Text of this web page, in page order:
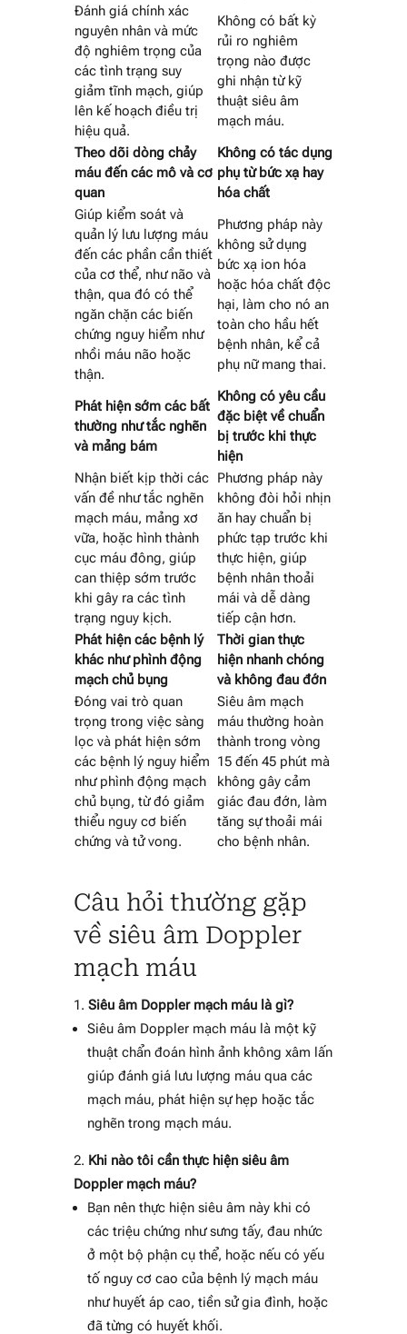
Đánh giá chính xác
nguyên nhân và mức
độ nghiêm trọng của
các tình trạng suy
giảm tĩnh mạch, giúp
lên kế hoạch điều trị
hiệu quả.
Không có bất kỳ
rủi ro nghiêm
trọng nào được
ghi nhận từ kỹ
thuật siêu âm
mạch máu.
Theo dõi dòng chảy
máu đến các mô và cơ
quan
Không có tác dụng
phụ từ bức xạ hay
hóa chất
Giúp kiểm soát và
quản lý lưu lượng máu
đến các phần cần thiết
của cơ thể, như não và
thận, qua đó có thể
ngăn chặn các biến
chứng nguy hiểm như
nhồi máu não hoặc
thận.
Phương pháp này
không sử dụng
bức xạ ion hóa
hoặc hóa chất độc
hại, làm cho nó an
toàn cho hầu hết
bệnh nhân, kể cả
phụ nữ mang thai.
Phát hiện sớm các bất
thường như tắc nghẽn
và mảng bám
Không có yêu cầu
đặc biệt về chuẩn
bị trước khi thực
hiện
Nhận biết kịp thời các
vấn đề như tắc nghẽn
mạch máu, mảng xơ
vữa, hoặc hình thành
cục máu đông, giúp
can thiệp sớm trước
khi gây ra các tình
trạng nguy kịch.
Phương pháp này
không đòi hỏi nhịn
ăn hay chuẩn bị
phức tạp trước khi
thực hiện, giúp
bệnh nhân thoải
mái và dễ dàng
tiếp cận hơn.
Phát hiện các bệnh lý
khác như phình động
mạch chủ bụng
Thời gian thực
hiện nhanh chóng
và không đau đớn
Đóng vai trò quan
trọng trong việc sàng
lọc và phát hiện sớm
các bệnh lý nguy hiểm
như phình động mạch
chủ bụng, từ đó giảm
thiểu nguy cơ biến
chứng và tử vong.
Siêu âm mạch
máu thường hoàn
thành trong vòng
15 đến 45 phút mà
không gây cảm
giác đau đớn, làm
tăng sự thoải mái
cho bệnh nhân.
Câu hỏi thường gặp
về siêu âm Doppler
mạch máu
Siêu âm Doppler mạch máu là gì?
Siêu âm Doppler mạch máu là một kỹ
thuật chẩn đoán hình ảnh không xâm lấn
giúp đánh giá lưu lượng máu qua các
mạch máu, phát hiện sự hẹp hoặc tắc
nghẽn trong mạch máu.
Khi nào tôi cần thực hiện siêu âm
Doppler mạch máu?
Bạn nên thực hiện siêu âm này khi có
các triệu chứng như sưng tấy, đau nhức
ở một bộ phận cụ thể, hoặc nếu có yếu
tố nguy cơ cao của bệnh lý mạch máu
như huyết áp cao, tiền sử gia đình, hoặc
đã từng có huyết khối.